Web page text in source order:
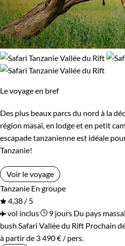
Le voyage en bref
Des plus beaux parcs du nord à la
région masaï, en lodge et en petit
escapade tanzanienne est idéale
Tanzanie!
Voir le voyage
Tanzanie En groupe
4,38 / 5
vol inclus
9 jours Du pays
bush Safari Vallée du Rift Prochain
à partir de 3 490 € / pers.